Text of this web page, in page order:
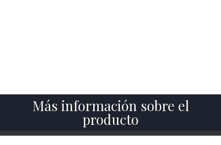
Más información sobre el
producto